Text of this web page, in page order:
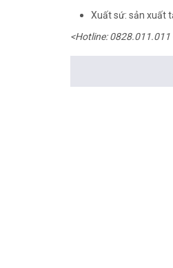
Xuất sứ: sản xuất
<Hotline: